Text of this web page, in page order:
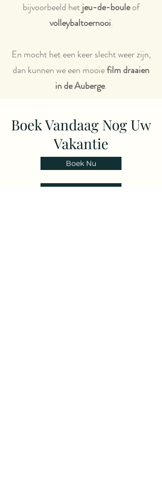
bijvoorbeeld hetjeu-de-bouleof
volleybaltoernooi.
En mocht het een keer slecht weer zijn,
dan kunnen we een mooiefilm draaien
in de Auberge.
Boek Vandaag Nog Uw
Vakantie
Boek Nu
Neem Contact Op